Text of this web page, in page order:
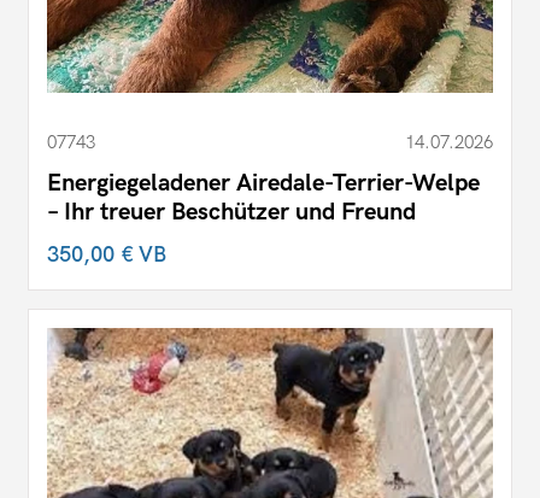
07743 14.07.2026
Energiegeladener Airedale-Terrier-Welpe
– Ihr treuer Beschützer und Freund
350,00 €VB